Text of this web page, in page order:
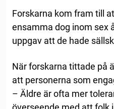
Forskarna kom fram till
ensamma dog inom sex
uppgav att de hade
När forskarna tittade på
att personerna som
– Äldre är ofta mer